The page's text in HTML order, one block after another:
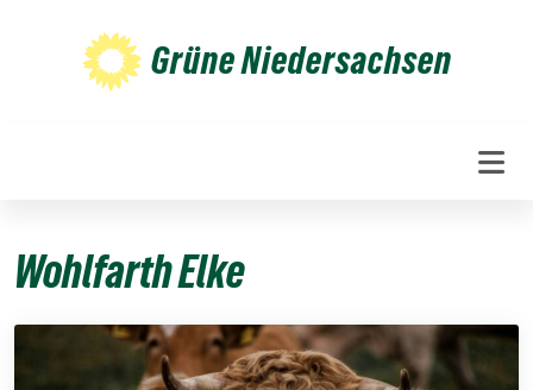
Grüne Niedersachsen
Wohlfarth Elke